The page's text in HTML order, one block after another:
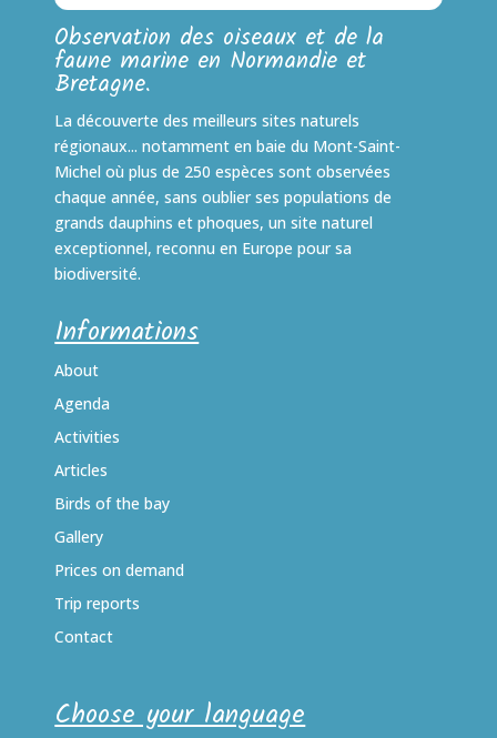
Observation des oiseaux et de la
faune marine en Normandie et
Bretagne.
La découverte des meilleurs sites naturels
régionaux... notamment en baie du Mont-Saint-
Michel où plus de 250 espèces sont observées
chaque année, sans oublier ses populations de
grands dauphins et phoques, un site naturel
exceptionnel, reconnu en Europe pour sa
biodiversité.
Informations
About
Agenda
Activities
Articles
Birds of the bay
Gallery
Prices on demand
Trip reports
Contact
Choose your language